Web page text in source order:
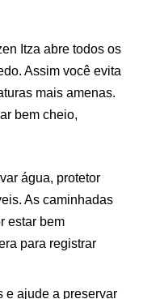
Itza abre todos os
Assim você evita
mais amenas.
bem cheio,
água, protetor
As caminhadas
estar bem
para registrar
e ajude a preservar